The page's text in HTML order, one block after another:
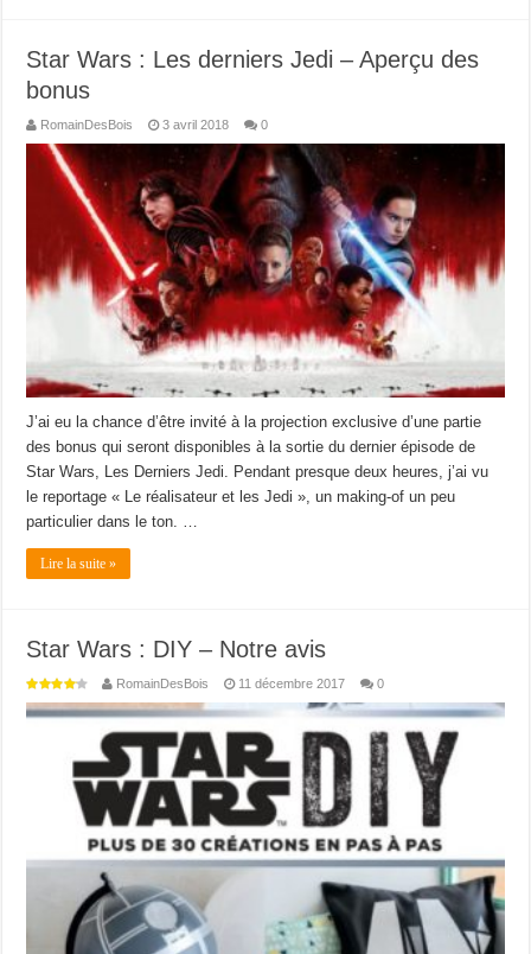
Star Wars : Les derniers Jedi – Aperçu des
bonus
RomainDesBois 3 avril 2018 0
J’ai eu la chance d’être invité à la projection exclusive d’une partie
des bonus qui seront disponibles à la sortie du dernier épisode de
Star Wars, Les Derniers Jedi. Pendant presque deux heures, j’ai vu
le reportage « Le réalisateur et les Jedi », un making-of un peu
particulier dans le ton. …
Lire la suite »
Star Wars : DIY – Notre avis
RomainDesBois 11 décembre 2017 0